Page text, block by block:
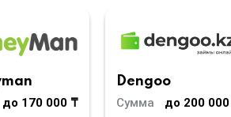
до 170 000 ₸
Dengoo
Сумма
до 200